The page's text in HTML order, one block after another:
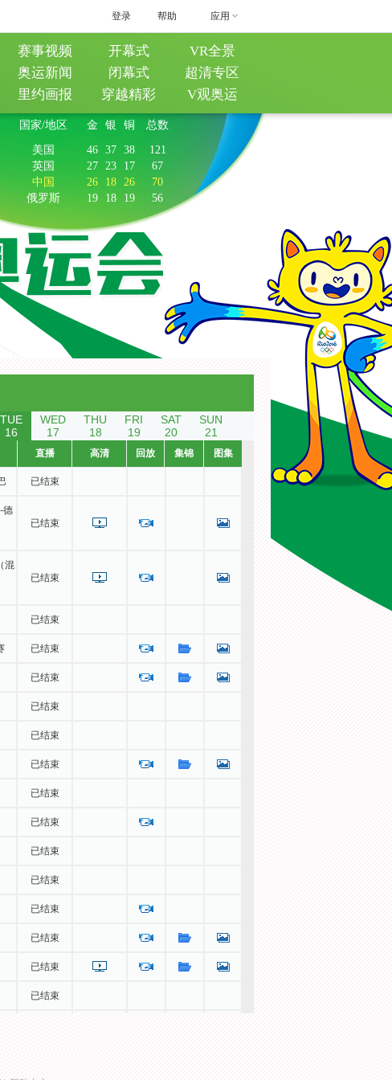
帮助 应用
登录
赛事视频 开幕式
VR全景
奥运新闻 闭幕式
超清专区
里约画报 穿越精彩 V观奥运
国家/地区 金 银 铜 总数
美国 46 37 38
121
英国 27 23 17
67
中国 26 18 26
70
俄罗斯 19 18 19 56
TUE
16
WED
17
THU
18
FRI
19
SAT
20
SUN
21
直播 高清 回放 集锦 图集
已结束
德
已结束
混
已结束
已结束
已结束
已结束
已结束
已结束
已结束
已结束
已结束
已结束
已结束
已结束
已结束
已结束
已结束